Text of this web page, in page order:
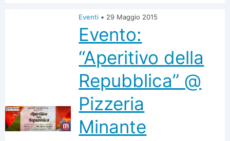
Eventi • 29 Maggio 2015
Evento:
“Aperitivo della
Repubblica” @
Pizzeria
Minante